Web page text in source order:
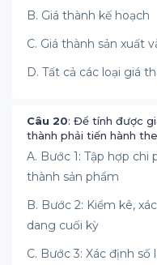
B. Giá thành kế hoạch
C. Giá thành sản xuất
D. Tất cả các loại giá
Câu 20: Để tính được
thành phải tiến hành
A. Bước 1: Tập hợp chi
thành sản phẩm
B. Bước 2: Kiểm kê,
dang cuối kỳ
C. Bước 3: Xác định